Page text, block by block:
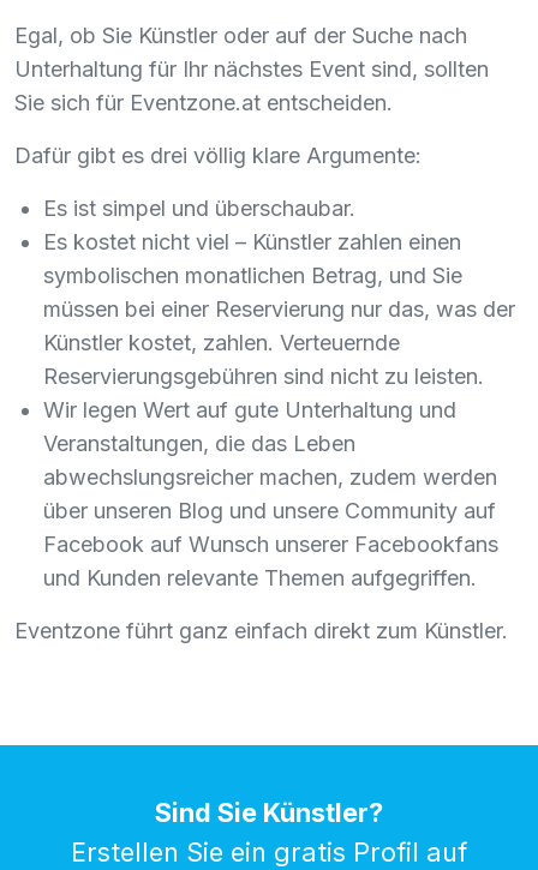
Egal, ob Sie Künstler oder auf der Suche nach
Unterhaltung für Ihr nächstes Event sind, sollten
Sie sich für Eventzone.at entscheiden.
Dafür gibt es drei völlig klare Argumente:
Es ist simpel und überschaubar.
Es kostet nicht viel – Künstler zahlen einen
symbolischen monatlichen Betrag, und Sie
müssen bei einer Reservierung nur das, was der
Künstler kostet, zahlen. Verteuernde
Reservierungsgebühren sind nicht zu leisten.
Wir legen Wert auf gute Unterhaltung und
Veranstaltungen, die das Leben
abwechslungsreicher machen, zudem werden
über unseren Blog und unsere Community auf
Facebook auf Wunsch unserer Facebookfans
und Kunden relevante Themen aufgegriffen.
Eventzone führt ganz einfach direkt zum Künstler.
Sind Sie Künstler?
Erstellen Sie ein gratis Profil auf